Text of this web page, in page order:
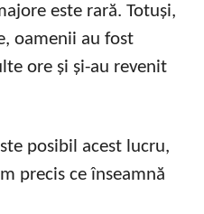
este rară. Totuși,
oamenii au fost
ore și și-au revenit
posibil acest lucru,
precis ce înseamnă